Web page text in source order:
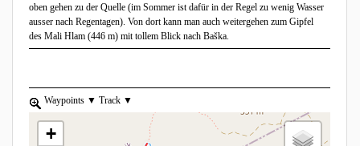
oben gehen zu der Quelle (im Sommer ist dafür in der Regel zu wenig Wasser
ausser nach Regentagen). Von dort kann man auch weitergehen zum Gipfel
des Mali Hlam (446 m) mit tollem Blick nach Baška.
zoom to element.
Waypoints show list, use the arrow keys to navigate in the list
Track show list, use the arrow keys to navigate in the list
+